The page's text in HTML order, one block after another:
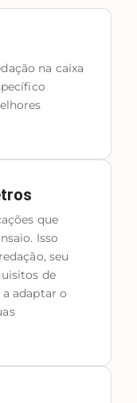
na caixa
que
Isso
seu
de
adaptar o